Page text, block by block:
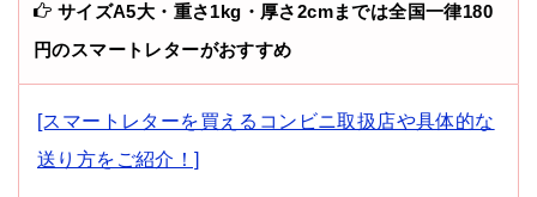
サイズA5大・重さ1kg・厚さ2cmまでは全国一律180
円のスマートレターがおすすめ
[スマートレターを買えるコンビニ取扱店や具体的な
送り方をご紹介！]